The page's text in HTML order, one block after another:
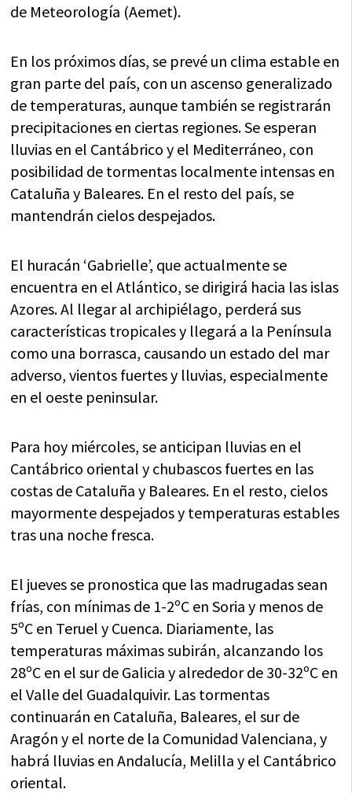
de Meteorología (Aemet).
En los próximos días, se prevé un clima estable en
gran parte del país, con un ascenso generalizado
de temperaturas, aunque también se registrarán
precipitaciones en ciertas regiones. Se esperan
lluvias en el Cantábrico y el Mediterráneo, con
posibilidad de tormentas localmente intensas en
Cataluña y Baleares. En el resto del país, se
mantendrán cielos despejados.
El huracán ‘Gabrielle’, que actualmente se
encuentra en el Atlántico, se dirigirá hacia las islas
Azores. Al llegar al archipiélago, perderá sus
características tropicales y llegará a la Península
como una borrasca, causando un estado del mar
adverso, vientos fuertes y lluvias, especialmente
en el oeste peninsular.
Para hoy miércoles, se anticipan lluvias en el
Cantábrico oriental y chubascos fuertes en las
costas de Cataluña y Baleares. En el resto, cielos
mayormente despejados y temperaturas estables
tras una noche fresca.
El jueves se pronostica que las madrugadas sean
frías, con mínimas de 1-2ºC en Soria y menos de
5ºC en Teruel y Cuenca. Diariamente, las
temperaturas máximas subirán, alcanzando los
28ºC en el sur de Galicia y alrededor de 30-32ºC en
el Valle del Guadalquivir. Las tormentas
continuarán en Cataluña, Baleares, el sur de
Aragón y el norte de la Comunidad Valenciana, y
habrá lluvias en Andalucía, Melilla y el Cantábrico
oriental.